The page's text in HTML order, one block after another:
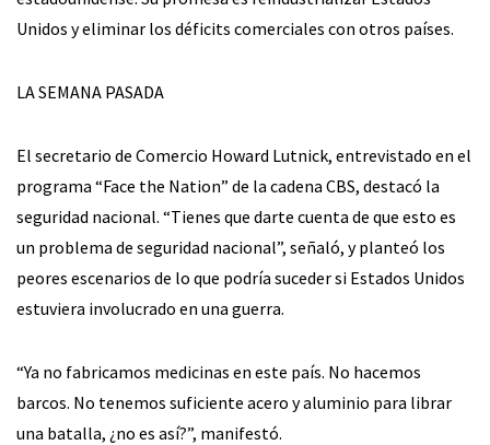
Unidos y eliminar los déficits comerciales con otros países.
LA SEMANA PASADA
El secretario de Comercio Howard Lutnick, entrevistado en el
programa “Face the Nation” de la cadena CBS, destacó la
seguridad nacional. “Tienes que darte cuenta de que esto es
un problema de seguridad nacional”, señaló, y planteó los
peores escenarios de lo que podría suceder si Estados Unidos
estuviera involucrado en una guerra.
“Ya no fabricamos medicinas en este país. No hacemos
barcos. No tenemos suficiente acero y aluminio para librar
una batalla, ¿no es así?”, manifestó.